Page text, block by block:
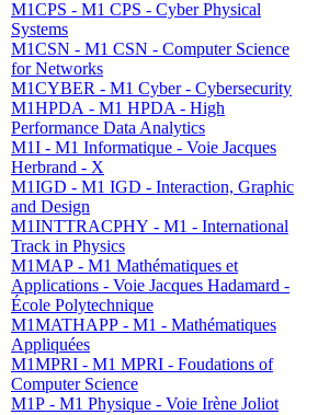
M1CPS - M1 CPS - Cyber Physical
Systems
M1CSN - M1 CSN - Computer Science
for Networks
M1CYBER - M1 Cyber - Cybersecurity
M1HPDA - M1 HPDA - High
Performance Data Analytics
M1I - M1 Informatique - Voie Jacques
Herbrand - X
M1IGD - M1 IGD - Interaction, Graphic
and Design
M1INTTRACPHY - M1 - International
Track in Physics
M1MAP - M1 Mathématiques et
Applications - Voie Jacques Hadamard -
École Polytechnique
M1MATHAPP - M1 - Mathématiques
Appliquées
M1MPRI - M1 MPRI - Foudations of
Computer Science
M1P - M1 Physique - Voie Irène Joliot